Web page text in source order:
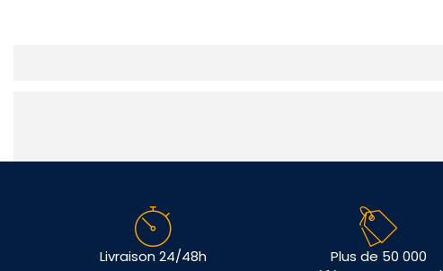
Livraison 24/48h
Plus de 50 000